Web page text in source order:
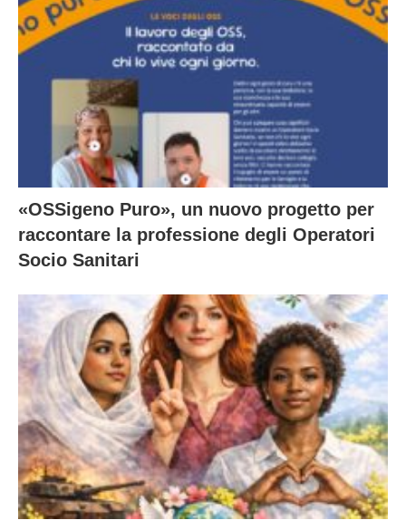
«OSSigeno Puro», un nuovo progetto per
raccontare la professione degli Operatori
Socio Sanitari